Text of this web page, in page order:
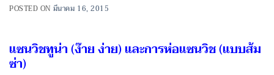
POSTED ON มีนาคม 16, 2015
แซนวิชทูน่า (ง๊าย ง่าย) และการห่อแซนวิช (แบบส้ม
ซ่า)